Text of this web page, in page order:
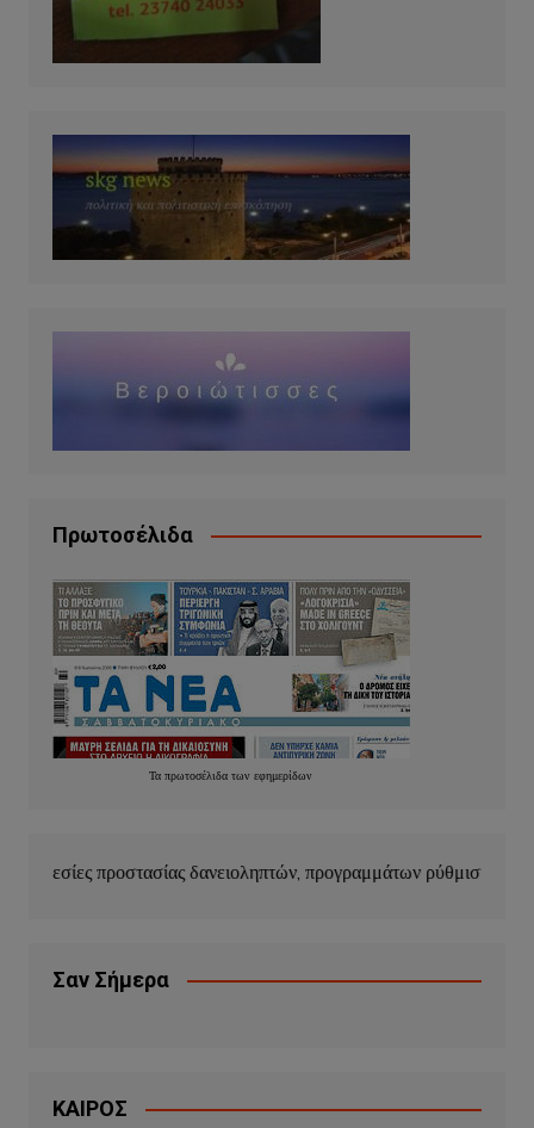
Πρωτοσέλιδα
Ταπρωτοσέλιδατωνεφημερίδων
δανειοληπτών, προγραμμάτων ρύθμισης οφειλών και
Σαν Σήμερα
ΚΑΙΡΟΣ